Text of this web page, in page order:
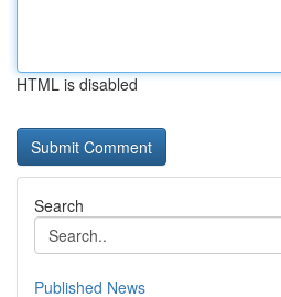
HTML is disabled
Search
Published News